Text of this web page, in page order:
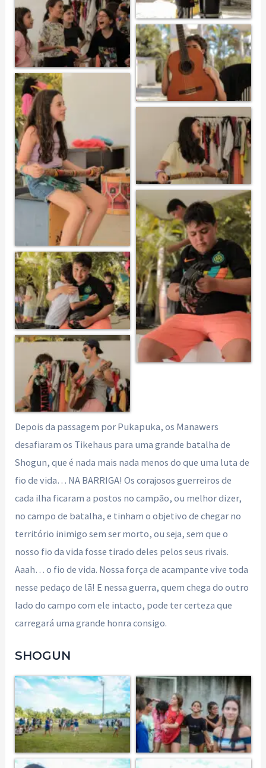
Depois da passagem por Pukapuka, os Manawers
desafiaram os Tikehaus para uma grande batalha de
Shogun, que é nada mais nada menos do que uma luta de
fio de vida… NA BARRIGA! Os corajosos guerreiros de
cada ilha ficaram a postos no campão, ou melhor dizer,
no campo de batalha, e tinham o objetivo de chegar no
território inimigo sem ser morto, ou seja, sem que o
nosso fio da vida fosse tirado deles pelos seus rivais.
Aaah… o fio de vida. Nossa força de acampante vive toda
nesse pedaço de lã! E nessa guerra, quem chega do outro
lado do campo com ele intacto, pode ter certeza que
carregará uma grande honra consigo.
SHOGUN